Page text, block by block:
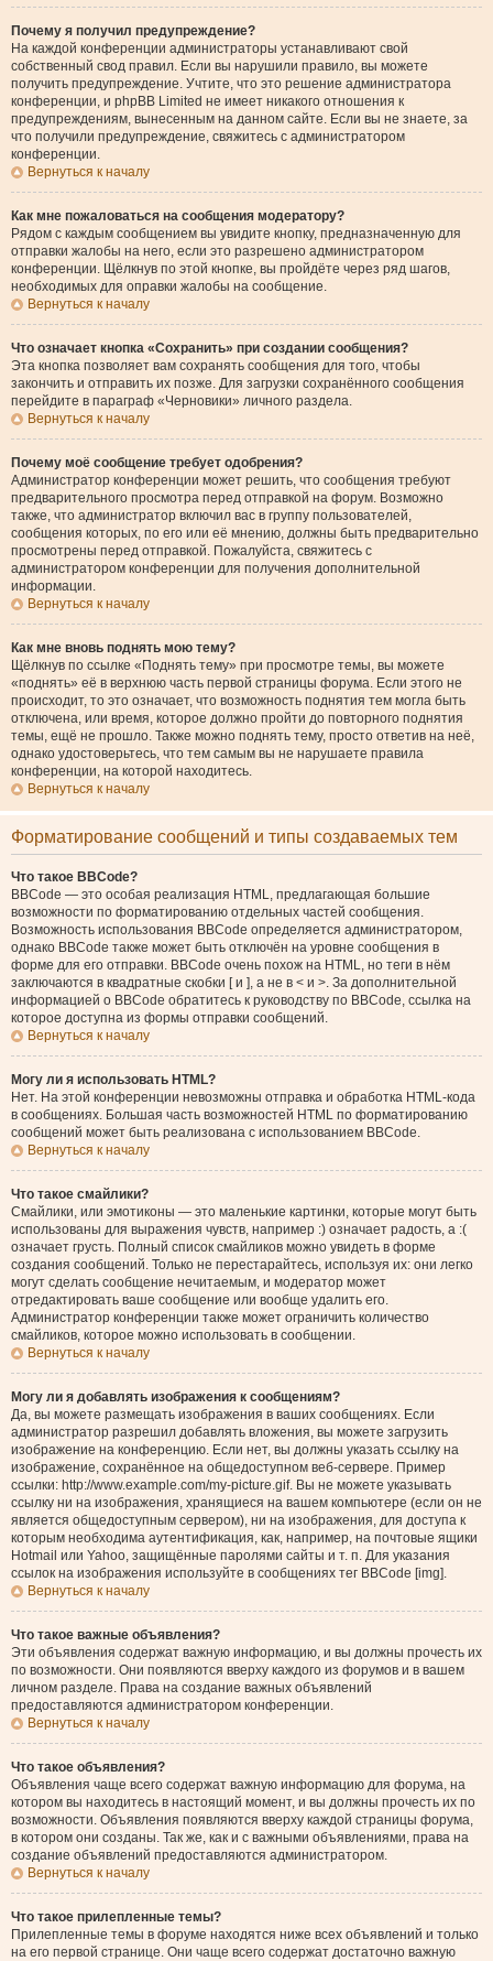
Почему я получил предупреждение?
На каждой конференции администраторы устанавливают свой
собственный свод правил. Если вы нарушили правило, вы можете
получить предупреждение. Учтите, что это решение администратора
конференции, и phpBB Limited не имеет никакого отношения к
предупреждениям, вынесенным на данном сайте. Если вы не знаете, за
что получили предупреждение, свяжитесь с администратором
конференции.
Вернуться к началу
Как мне пожаловаться на сообщения модератору?
Рядом с каждым сообщением вы увидите кнопку, предназначенную для
отправки жалобы на него, если это разрешено администратором
конференции. Щёлкнув по этой кнопке, вы пройдёте через ряд шагов,
необходимых для оправки жалобы на сообщение.
Вернуться к началу
Что означает кнопка «Сохранить» при создании сообщения?
Эта кнопка позволяет вам сохранять сообщения для того, чтобы
закончить и отправить их позже. Для загрузки сохранённого сообщения
перейдите в параграф «Черновики» личного раздела.
Вернуться к началу
Почему моё сообщение требует одобрения?
Администратор конференции может решить, что сообщения требуют
предварительного просмотра перед отправкой на форум. Возможно
также, что администратор включил вас в группу пользователей,
сообщения которых, по его или её мнению, должны быть предварительно
просмотрены перед отправкой. Пожалуйста, свяжитесь с
администратором конференции для получения дополнительной
информации.
Вернуться к началу
Как мне вновь поднять мою тему?
Щёлкнув по ссылке «Поднять тему» при просмотре темы, вы можете
«поднять» её в верхнюю часть первой страницы форума. Если этого не
происходит, то это означает, что возможность поднятия тем могла быть
отключена, или время, которое должно пройти до повторного поднятия
темы, ещё не прошло. Также можно поднять тему, просто ответив на неё,
однако удостоверьтесь, что тем самым вы не нарушаете правила
конференции, на которой находитесь.
Вернуться к началу
Форматирование сообщений и типы создаваемых тем
Что такое BBCode?
BBCode — это особая реализация HTML, предлагающая большие
возможности по форматированию отдельных частей сообщения.
Возможность использования BBCode определяется администратором,
однако BBCode также может быть отключён на уровне сообщения в
форме для его отправки. BBCode очень похож на HTML, но теги в нём
заключаются в квадратные скобки [ и ], а не в < и >. За дополнительной
информацией о BBCode обратитесь к руководству по BBCode, ссылка на
которое доступна из формы отправки сообщений.
Вернуться к началу
Могу ли я использовать HTML?
Нет. На этой конференции невозможны отправка и обработка HTML-кода
в сообщениях. Большая часть возможностей HTML по форматированию
сообщений может быть реализована с использованием BBCode.
Вернуться к началу
Что такое смайлики?
Смайлики, или эмотиконы — это маленькие картинки, которые могут быть
использованы для выражения чувств, например :) означает радость, а :(
означает грусть. Полный список смайликов можно увидеть в форме
создания сообщений. Только не перестарайтесь, используя их: они легко
могут сделать сообщение нечитаемым, и модератор может
отредактировать ваше сообщение или вообще удалить его.
Администратор конференции также может ограничить количество
смайликов, которое можно использовать в сообщении.
Вернуться к началу
Могу ли я добавлять изображения к сообщениям?
Да, вы можете размещать изображения в ваших сообщениях. Если
администратор разрешил добавлять вложения, вы можете загрузить
изображение на конференцию. Если нет, вы должны указать ссылку на
изображение, сохранённое на общедоступном веб-сервере. Пример
ссылки: http://www.example.com/my-picture.gif. Вы не можете указывать
ссылку ни на изображения, хранящиеся на вашем компьютере (если он не
является общедоступным сервером), ни на изображения, для доступа к
которым необходима аутентификация, как, например, на почтовые ящики
Hotmail или Yahoo, защищённые паролями сайты и т. п. Для указания
ссылок на изображения используйте в сообщениях тег BBCode [img].
Вернуться к началу
Что такое важные объявления?
Эти объявления содержат важную информацию, и вы должны прочесть их
по возможности. Они появляются вверху каждого из форумов и в вашем
личном разделе. Права на создание важных объявлений
предоставляются администратором конференции.
Вернуться к началу
Что такое объявления?
Объявления чаще всего содержат важную информацию для форума, на
котором вы находитесь в настоящий момент, и вы должны прочесть их по
возможности. Объявления появляются вверху каждой страницы форума,
в котором они созданы. Так же, как и с важными объявлениями, права на
создание объявлений предоставляются администратором.
Вернуться к началу
Что такое прилепленные темы?
Прилепленные темы в форуме находятся ниже всех объявлений и только
на его первой странице. Они чаще всего содержат достаточно важную